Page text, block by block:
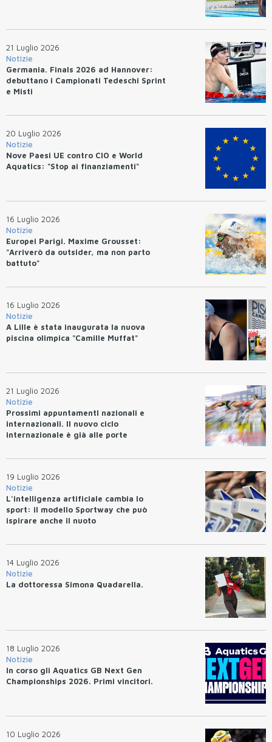
21 Luglio 2026
Notizie
Germania. Finals 2026 ad Hannover:
debuttano i Campionati Tedeschi Sprint
e Misti
20 Luglio 2026
Notizie
Nove Paesi UE contro CIO e World
Aquatics: "Stop ai finanziamenti"
16 Luglio 2026
Notizie
Europei Parigi. Maxime Grousset:
"Arriverò da outsider, ma non parto
battuto"
16 Luglio 2026
Notizie
A Lille è stata inaugurata la nuova
piscina olimpica "Camille Muffat"
21 Luglio 2026
Notizie
Prossimi appuntamentI nazionali e
internazionali. Il nuovo ciclo
internazionale è già alle porte
19 Luglio 2026
Notizie
L'intelligenza artificiale cambia lo
sport: il modello Sportway che può
ispirare anche il nuoto
14 Luglio 2026
Notizie
La dottoressa Simona Quadarella.
18 Luglio 2026
Notizie
In corso gli Aquatics GB Next Gen
Championships 2026. Primi vincitori.
10 Luglio 2026